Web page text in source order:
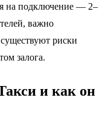
на подключение — 2–
важно
риски
залога.
и как он